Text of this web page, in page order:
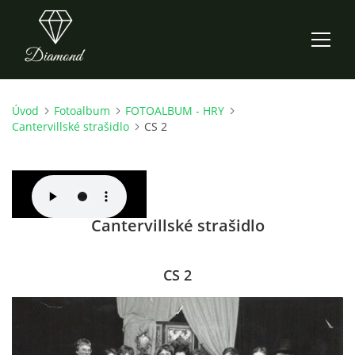
ÚVOD
O NÁS
CO NOVÉHO ZKOUŠÍME
Úvod Fotoalbum
FOTOALBUM - HRY
Cantervillské strašidlo
CS 2
Cantervillské strašidlo
CS 2